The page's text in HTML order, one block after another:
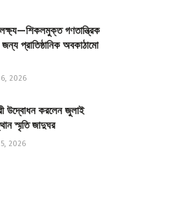
গণতান্ত্রিক
প্রাতিষ্ঠানিক অবকাঠামো
2026
উদ্বোধন করলেন জুলাই
স্মৃতি জাদুঘর
2026